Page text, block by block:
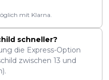
mit Klarna.
schneller?
die Express-Option
zwischen 13 und